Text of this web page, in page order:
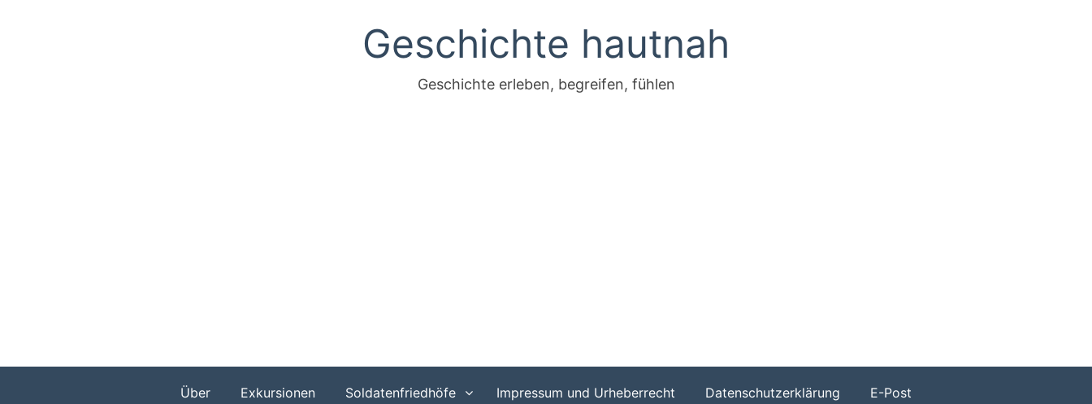
Geschichte hautnah
Geschichte erleben, begreifen, fühlen
Über Exkursionen Soldatenfriedhöfe Impressum und Urheberrecht Datenschutzerklärung E-Post